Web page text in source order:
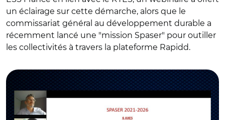
un éclairage sur cette démarche, alors que le
commissariat général au développement durable a
récemment lancé une "mission Spaser" pour outiller
les collectivités à travers la plateforme Rapidd.